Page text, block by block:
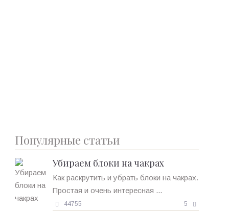
Популярные статьи
Убираем блоки на чакрах
Как раскрутить и убрать блоки на чакрах.
Простая и очень интересная ...
44755 5